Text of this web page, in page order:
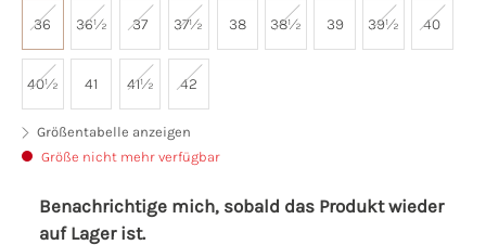
36 36½ 37 37½ 38 38½ 39 39½ 40
40½ 41 41½ 42
Größentabelle anzeigen
Größe nicht mehr verfügbar
Benachrichtige mich, sobald das Produkt wieder
auf Lager ist.